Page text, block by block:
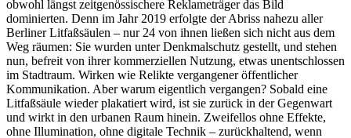
obwohl längst zeitgenössischere Reklameträger das Bild
dominierten. Denn im Jahr 2019 erfolgte der Abriss nahezu aller
Berliner Litfaßsäulen – nur 24 von ihnen ließen sich nicht aus dem
Weg räumen: Sie wurden unter Denkmalschutz gestellt, und stehen
nun, befreit von ihrer kommerziellen Nutzung, etwas unentschlossen
im Stadtraum. Wirken wie Relikte vergangener öffentlicher
Kommunikation. Aber warum eigentlich vergangen? Sobald eine
Litfaßsäule wieder plakatiert wird, ist sie zurück in der Gegenwart
und wirkt in den urbanen Raum hinein. Zweifellos ohne Effekte,
ohne Illumination, ohne digitale Technik – zurückhaltend, wenn